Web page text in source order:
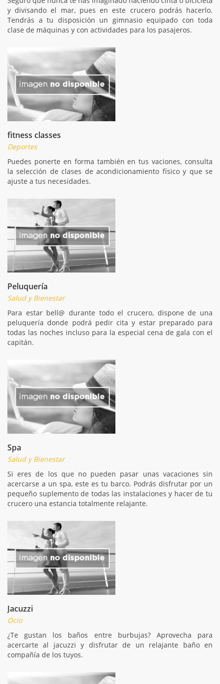
y divisando el mar, pues en este crucero podrás hacerlo.
Tendrás a tu disposición un gimnasio equipado con toda
clase de máquinas y con actividades para los pasajeros.
fitness classes
Deportes
Puedes ponerte en forma también en tus vaciones, consulta
la selección de clases de acondicionamiento físico y que se
ajuste a tus necesidades.
Peluquería
Salud y Bienestar
Para estar bell@ durante todo el crucero, dispone de una
peluquería donde podrá pedir cita y estar preparado para
todas las noches incluso para la especial cena de gala con el
capitán.
Spa
Salud y Bienestar
Si eres de los que no pueden pasar unas vacaciones sin
acercarse a un spa, este es tu barco. Podrás disfrutar por un
pequeño suplemento de todas las instalaciones y hacer de tu
crucero una estancia totalmente relajante.
Jacuzzi
Ocio
¿Te gustan los baños entre burbujas? Aprovecha para
acercarte al jacuzzi y disfrutar de un relajante baño en
compañía de los tuyos.